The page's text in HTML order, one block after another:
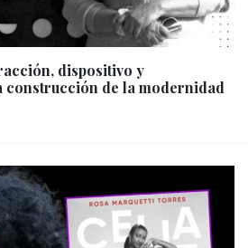
dispositivo y
construcción de la modernidad